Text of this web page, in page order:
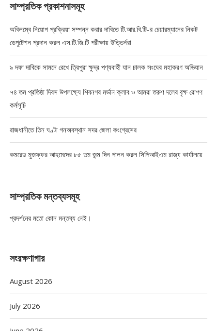
সাম্প্রতিক প্রকাশনাসমূহ
অবিলম্বে নিয়োগ প্রক্রিয়া সম্পন্ন করার দাবিতে টি.আর.বি.টি-র চেয়ারম্যানের নিকট
ডেপুটেশন প্রদান করল এস.টি.জি.টি পরীক্ষায় উত্তির্নরা
৯ দফা দাবিকে সামনে রেখে ত্রিপুরা ক্ষুদ্র পণ্যবাহী যান চালক সংঘের মহাকরণ অভিযান
৭৪ তম প্রতিষ্ঠা দিবস উপলক্ষ্যে শিবনগর মর্ডান ক্লাব ও আমরা তরুণ দলের বৃক্ষ রোপণ
কর্মসূচি
রাজধানীতে তিন ঘণ্টা গনঅবস্থান সদর জেলা কংগ্রেসের
কমরেড মুজফ্ফর আহমেদের ৮৫ তম জন্ম দিন পালন করল সিপিআইএম রাজ্য কার্যালয়ে
সাম্প্রতিক মন্তব্যসমূহ
প্রদর্শনের মতো কোন মন্তব্য নেই।
সংরক্ষণাগার
August 2026
July 2026